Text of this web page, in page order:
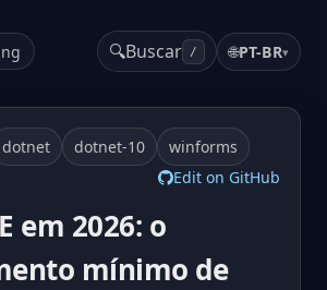
🔍Buscar / 🌐PT-BR▾
dotnet dotnet-10
winforms
Edit on GitHub
em 2026: o
mínimo de